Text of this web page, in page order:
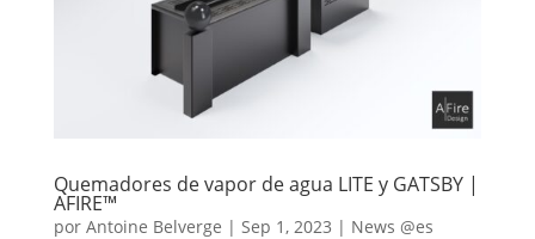
Quemadores de vapor de agua LITE y GATSBY |
AFIRE™
por Antoine Belverge | Sep 1, 2023 | News @es